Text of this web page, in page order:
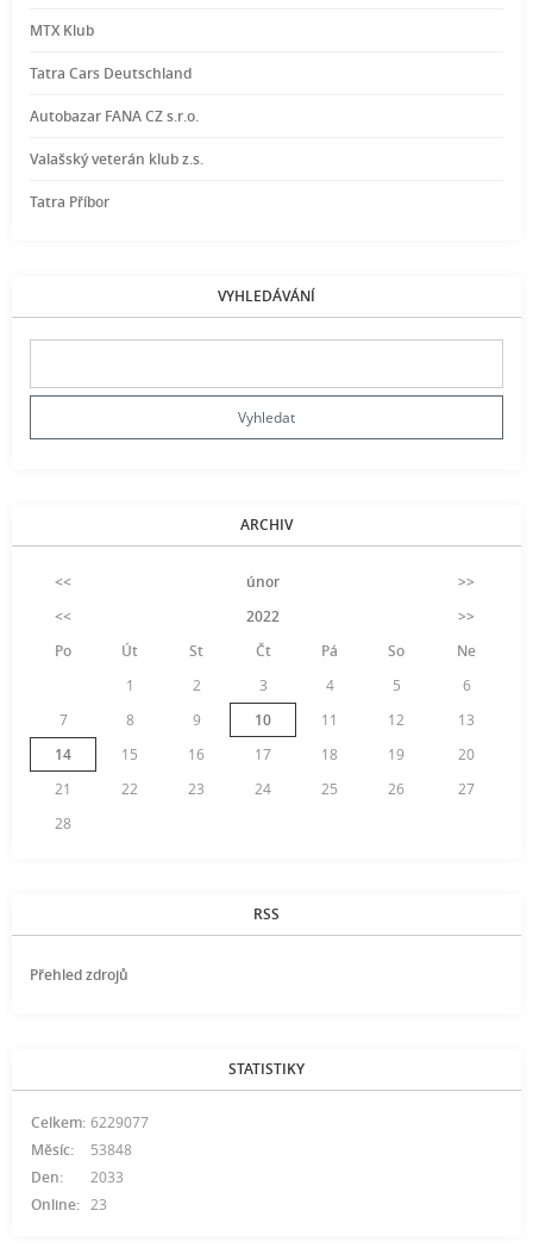
MTX Klub
Tatra Cars Deutschland
Autobazar FANA CZ s.r.o.
Valašský veterán klub z.s.
Tatra Příbor
VYHLEDÁVÁNÍ
ARCHIV
<< únor
>>
<<
2022
>>
Po
Út St Čt Pá So
Ne
1
2 3 4 5
6
7
8 9 10 11 12
13
14
15 16 17 18 19
20
21
22 23 24 25 26
27
28
RSS
Přehled zdrojů
STATISTIKY
Online: 23
Celkem: 6229077
Měsíc:
53848
Den:
2033